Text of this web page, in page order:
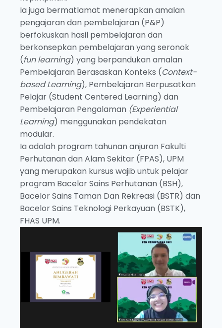
Ia juga bermatlamat menerapkan amalan
pengajaran dan pembelajaran (P&P)
berfokuskan hasil pembelajaran dan
berkonsepkan pembelajaran yang seronok
(fun learning) yang berpandukan amalan
Pembelajaran Berasaskan Konteks (Context-
based Learning), Pembelajaran Berpusatkan
Pelajar (Student Centered Learning) dan
Pembelajaran Pengalaman (Experiential
Learning) menggunakan pendekatan
modular.
Ia adalah program tahunan anjuran Fakulti
Perhutanan dan Alam Sekitar (FPAS), UPM
yang merupakan kursus wajib untuk pelajar
program Bacelor Sains Perhutanan (BSH),
Bacelor Sains Taman Dan Rekreasi (BSTR) dan
Bacelor Sains Teknologi Perkayuan (BSTK),
FHAS UPM.